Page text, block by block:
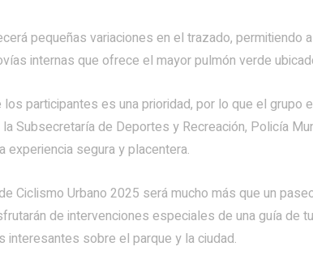
pequeñas variaciones en el trazado,
internas que ofrece el mayor pulmón verde
los participantes es una prioridad, por lo que el grupo
Subsecretaría de Deportes y Recreación, Policía
experiencia segura y placentera.
Ciclismo Urbano 2025 será mucho más que un
de intervenciones especiales de una guía de
interesantes sobre el parque y la ciudad.